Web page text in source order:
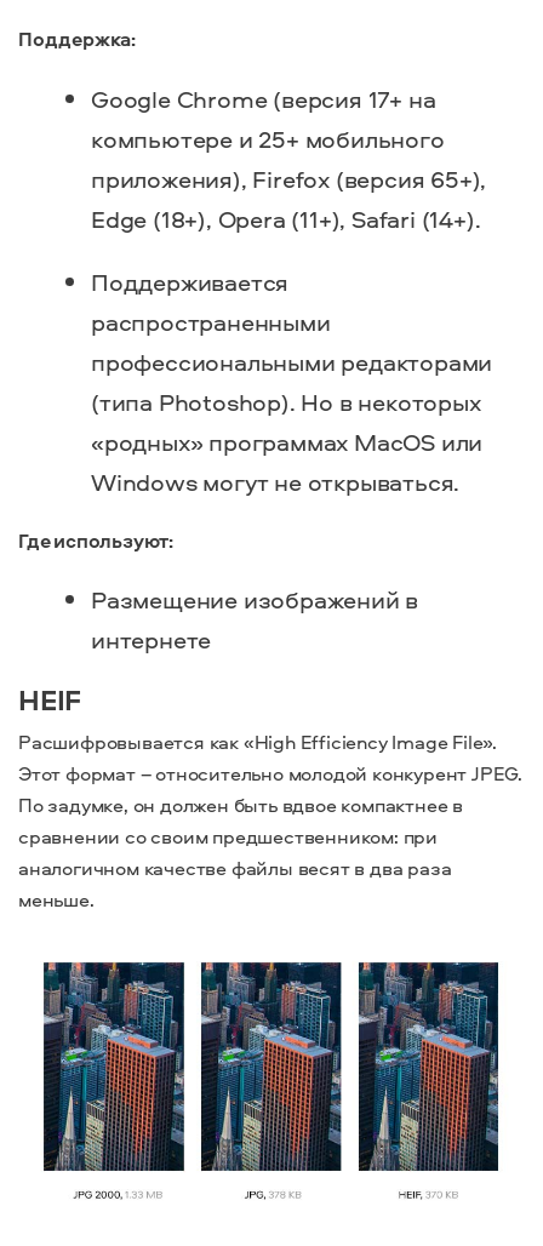
Поддержка:
Google Chrome (версия 17+ на
компьютере и 25+ мобильного
приложения), Firefox (версия 65+),
Edge (18+), Opera (11+), Safari (14+).
Поддерживается
распространенными
профессиональными редакторами
(типа Photoshop). Но в некоторых
«родных» программах MacOS или
Windows могут не открываться.
Где используют:
Размещение изображений в
интернете
HEIF
Расшифровывается как «High Efficiency Image File».
Этот формат – относительно молодой конкурент JPEG.
По задумке, он должен быть вдвое компактнее в
сравнении со своим предшественником: при
аналогичном качестве файлы весят в два раза
меньше.